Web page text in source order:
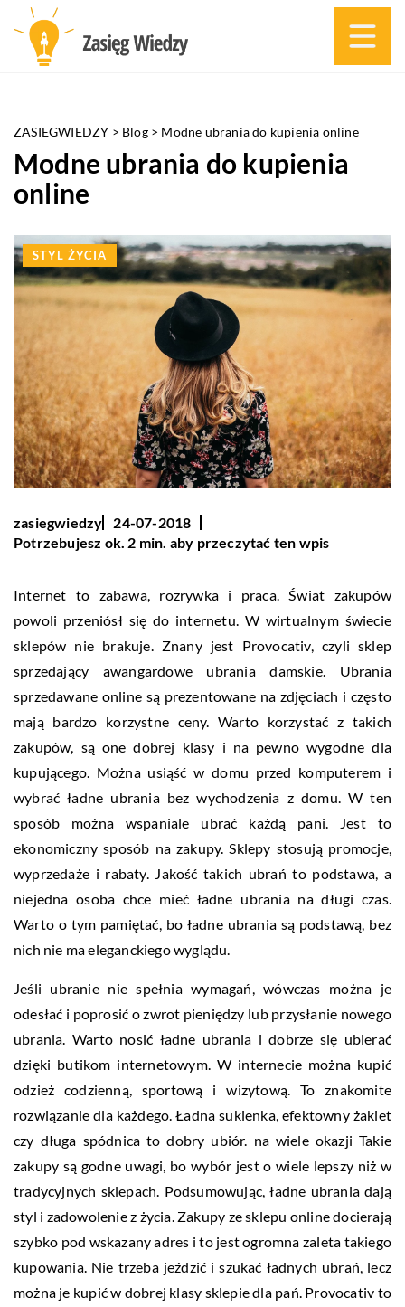
ZASIEGWIEDZY > Blog> Modne ubrania do kupienia online
Modne ubrania do kupienia
online
STYL ŻYCIA
zasiegwiedzy
24-07-2018
Potrzebujesz ok. 2 min. aby przeczytać ten wpis
Internet to zabawa, rozrywka i praca. Świat zakupów
powoli przeniósł się do internetu. W wirtualnym świecie
sklepów nie brakuje. Znany jest Provocativ, czyli sklep
sprzedający awangardowe ubrania damskie. Ubrania
sprzedawane online są prezentowane na zdjęciach i często
mają bardzo korzystne ceny. Warto korzystać z takich
zakupów, są one dobrej klasy i na pewno wygodne dla
kupującego. Można usiąść w domu przed komputerem i
wybrać ładne ubrania bez wychodzenia z domu. W ten
sposób można wspaniale ubrać każdą pani. Jest to
ekonomiczny sposób na zakupy. Sklepy stosują promocje,
wyprzedaże i rabaty. Jakość takich ubrań to podstawa, a
niejedna osoba chce mieć ładne ubrania na długi czas.
Warto o tym pamiętać, bo ładne ubrania są podstawą, bez
nich nie ma eleganckiego wyglądu.
Jeśli ubranie nie spełnia wymagań, wówczas można je
odesłać i poprosić o zwrot pieniędzy lub przysłanie nowego
ubrania. Warto nosić ładne ubrania i dobrze się ubierać
dzięki butikom internetowym. W internecie można kupić
odzież codzienną, sportową i wizytową. To znakomite
rozwiązanie dla każdego. Ładna sukienka, efektowny żakiet
czy długa spódnica to dobry ubiór. na wiele okazji Takie
zakupy są godne uwagi, bo wybór jest o wiele lepszy niż w
tradycyjnych sklepach. Podsumowując, ładne ubrania dają
styl i zadowolenie z życia. Zakupy ze sklepu online docierają
szybko pod wskazany adres i to jest ogromna zaleta takiego
kupowania. Nie trzeba jeździć i szukać ładnych ubrań, lecz
można je kupić w dobrej klasy sklepie dla pań. Provocativ to